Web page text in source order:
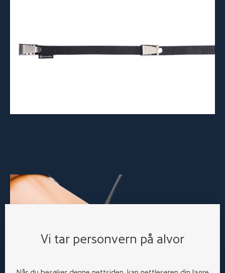
Vi tar personvern på alvor